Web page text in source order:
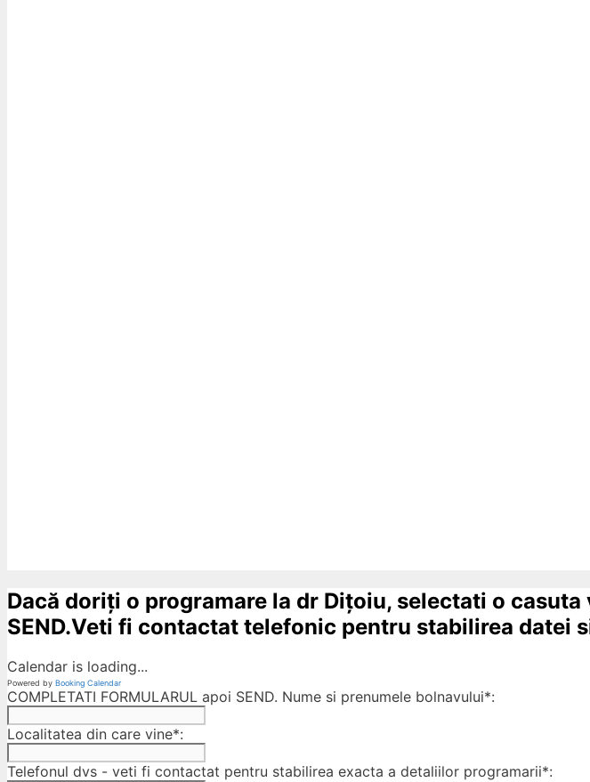
Dacă doriți o programare la dr Dițoiu, selectati o
SEND.Veti fi contactat telefonic pentru stabilirea datei
Calendar is loading...
Powered by Booking Calendar
COMPLETATI FORMULARUL apoi SEND. Nume si prenumele bolnavului*:
Localitatea din care vine*:
Telefonul dvs - veti fi contactat pentru stabilirea exacta a detaliilor programarii*: